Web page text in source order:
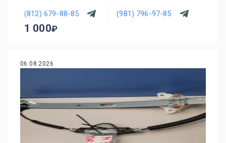
(812) 679-88-85 (981) 796-97-85
1 000
06.08.2026